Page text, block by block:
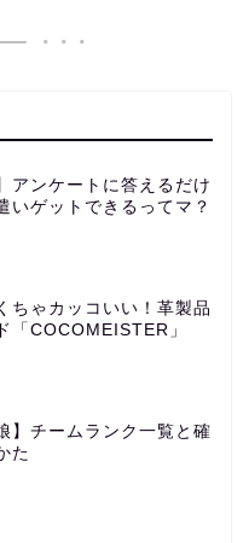
アンケートに答えるだけ
いゲットできるってマ？
ちゃカッコいい！革製品
「COCOMEISTER」
】チームランク一覧と確
た